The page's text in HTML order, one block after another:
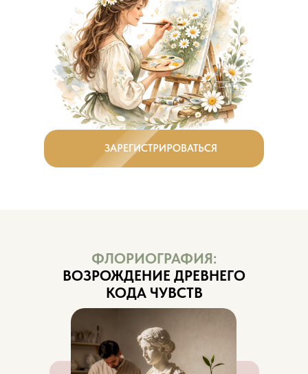
ЗАРЕГИСТРИРОВАТЬСЯ
ФЛОРИОГРАФИЯ:
ВОЗРОЖДЕНИЕ ДРЕВНЕГО
КОДА ЧУВСТВ